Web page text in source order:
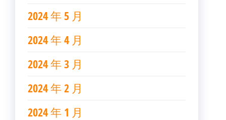
2024 年 5 月
2024 年 4 月
2024 年 3 月
2024 年 2 月
2024 年 1 月